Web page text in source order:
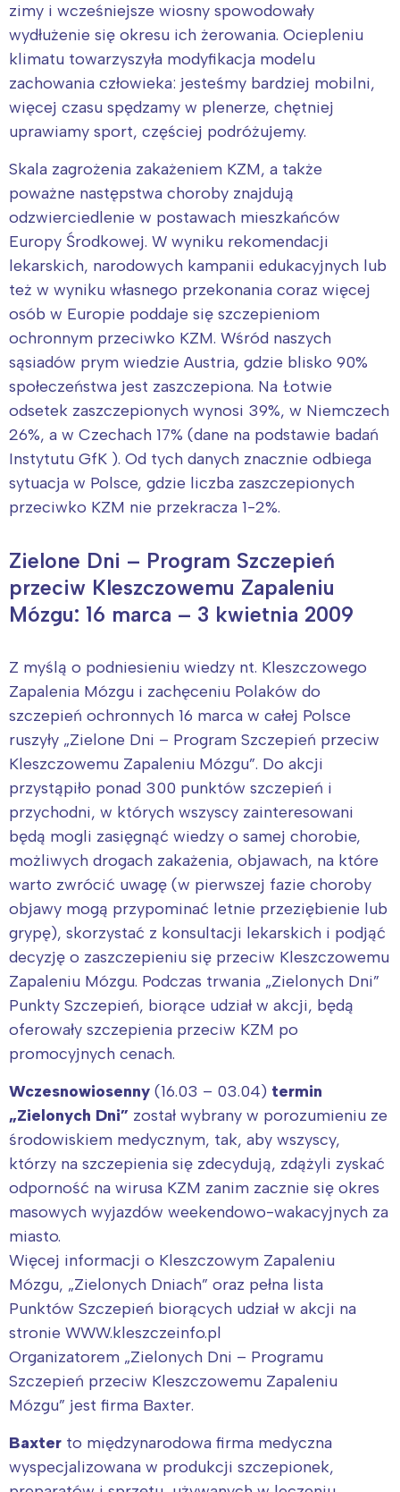
zimy i wcześniejsze wiosny spowodowały
wydłużenie się okresu ich żerowania. Ociepleniu
klimatu towarzyszyła modyfikacja modelu
zachowania człowieka: jesteśmy bardziej mobilni,
więcej czasu spędzamy w plenerze, chętniej
uprawiamy sport, częściej podróżujemy.
Skala zagrożenia zakażeniem KZM, a także
poważne następstwa choroby znajdują
odzwierciedlenie w postawach mieszkańców
Europy Środkowej. W wyniku rekomendacji
lekarskich, narodowych kampanii edukacyjnych lub
też w wyniku własnego przekonania coraz więcej
osób w Europie poddaje się szczepieniom
ochronnym przeciwko KZM. Wśród naszych
sąsiadów prym wiedzie Austria, gdzie blisko 90%
społeczeństwa jest zaszczepiona. Na Łotwie
odsetek zaszczepionych wynosi 39%, w Niemczech
26%, a w Czechach 17% (dane na podstawie badań
Instytutu GfK ). Od tych danych znacznie odbiega
sytuacja w Polsce, gdzie liczba zaszczepionych
przeciwko KZM nie przekracza 1-2%.
Zielone Dni – Program Szczepień
przeciw Kleszczowemu Zapaleniu
Mózgu: 16 marca – 3 kwietnia 2009
Z myślą o podniesieniu wiedzy nt. Kleszczowego
Zapalenia Mózgu i zachęceniu Polaków do
szczepień ochronnych 16 marca w całej Polsce
ruszyły „Zielone Dni – Program Szczepień przeciw
Kleszczowemu Zapaleniu Mózgu”. Do akcji
przystąpiło ponad 300 punktów szczepień i
przychodni, w których wszyscy zainteresowani
będą mogli zasięgnąć wiedzy o samej chorobie,
możliwych drogach zakażenia, objawach, na które
warto zwrócić uwagę (w pierwszej fazie choroby
objawy mogą przypominać letnie przeziębienie lub
grypę), skorzystać z konsultacji lekarskich i podjąć
decyzję o zaszczepieniu się przeciw Kleszczowemu
Zapaleniu Mózgu. Podczas trwania „Zielonych Dni”
Punkty Szczepień, biorące udział w akcji, będą
oferowały szczepienia przeciw KZM po
promocyjnych cenach.
Wczesnowiosenny (16.03 – 03.04) termin
„Zielonych Dni” został wybrany w porozumieniu ze
środowiskiem medycznym, tak, aby wszyscy,
którzy na szczepienia się zdecydują, zdążyli zyskać
odporność na wirusa KZM zanim zacznie się okres
masowych wyjazdów weekendowo-wakacyjnych za
miasto.
Więcej informacji o Kleszczowym Zapaleniu
Mózgu, „Zielonych Dniach” oraz pełna lista
Punktów Szczepień biorących udział w akcji na
stronie WWW.kleszczeinfo.pl
Organizatorem „Zielonych Dni – Programu
Szczepień przeciw Kleszczowemu Zapaleniu
Mózgu” jest firma Baxter.
Baxter to międzynarodowa firma medyczna
wyspecjalizowana w produkcji szczepionek,
tego regionu:
Warszawa
Trójmiasto
Poznań
Wrocław
Śląsk
Południe
Północ
Wszystkie
Wybieram